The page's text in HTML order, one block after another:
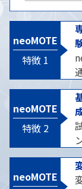
neoMOTE
neoMOTE
neoMOTE